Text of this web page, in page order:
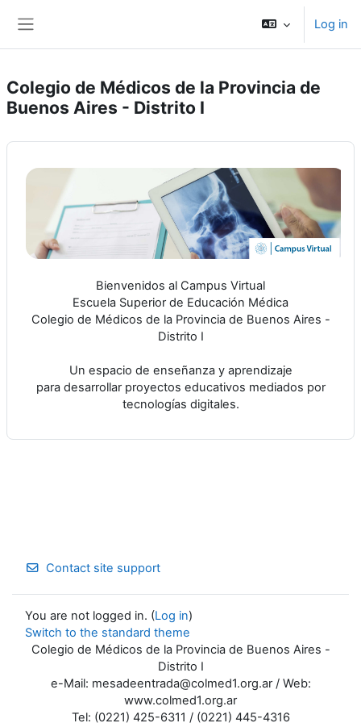
Log in
Colegio de Médicos de la Provincia de
Buenos Aires - Distrito I
Bienvenidos al Campus Virtual
Escuela Superior de Educación Médica
Colegio de Médicos de la Provincia de Buenos Aires -
Distrito I
Un espacio de enseñanza y aprendizaje
para desarrollar proyectos educativos mediados por
tecnologías digitales.
Contact site support
You are not logged in. (Log in)
Switch to the standard theme
Colegio de Médicos de la Provincia de Buenos Aires -
Distrito I
e-Mail: mesadeentrada@colmed1.org.ar / Web:
www.colmed1.org.ar
Tel: (0221) 425-6311 / (0221) 445-4316